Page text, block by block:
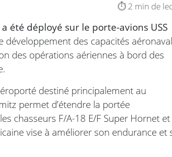
⏱️ 2 min de
été déployé sur le porte-avions USS
des capacités
des opérations aériennes à bord des
destiné principalement au
permet d’étendre la portée
chasseurs F/A-18 E/F Super Hornet et
vise à améliorer son endurance et